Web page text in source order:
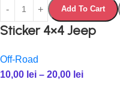
Add To Cart
Sticker 4×4 Jeep
Off-Road
10,00 lei – 20,00 lei